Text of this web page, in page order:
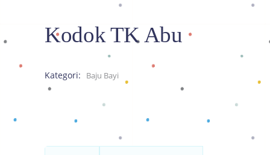
Kodok TK Abu
Kategori: Baju Bayi